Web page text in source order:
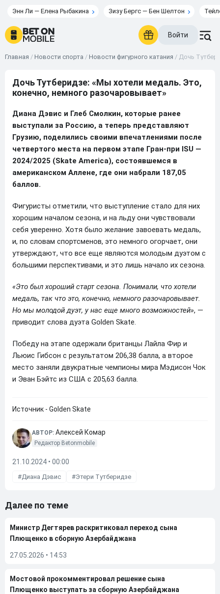
Энн Ли — Елена Рыбакина Зизу Бергс — Бен Шелтон
Войти
Главная / Новости спорта / Новости фигурного катания / Дочь
Дочь Тутберидзе: «Мы хотели медаль. Это,
конечно, немного разочаровывает»
Диана Дэвис и Глеб Смолкин, которые ранее
выступали за Россию, а теперь представляют
Грузию, поделились своими впечатлениями после
четвертого места на первом этапе Гран-при ISU —
2024/2025 (Skate America), состоявшемся в
американском Аллене, где они набрали 187,05
баллов.
Фигуристы отметили, что выступление стало для них
хорошим началом сезона, и на льду они чувствовали
себя уверенно. Хотя было желание завоевать медаль,
и, по словам спортсменов, это немного огорчает, они
утверждают, что все еще являются молодым дуэтом с
большими перспективами, и это лишь начало их сезона.
«Это был хороший старт сезона. Понимали, что хотели
медаль, так что это, конечно, немного разочаровывает.
Но мы молодой дуэт, у нас еще много возможностей», —
приводит слова дуэта Golden Skate.
Победу на этапе одержали британцы Лайла Фир и
Льюис Гибсон с результатом 206,38 балла, а второе
место заняли двукратные чемпионы мира Мэдисон Чок
и Эван Бэйтс из США с 205,63 балла.
Источник - Golden Skate
АВТОР: Алексей Комар
Редактор Betonmobile
21.10.2024 • 00:00
Диана Дэвис Этери Тутберидзе
Далее по теме
Министр Дегтярев раскритиковал переход сына
Плющенко в сборную Азербайджана
27.05.2026 • 14:53
Мостовой прокомментировал решение сына
Плющенко выступать за сборную Азербайджана